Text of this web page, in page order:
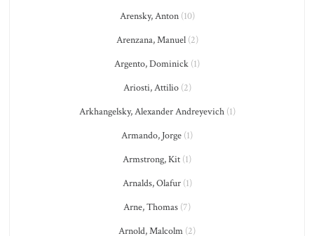
Arensky, Anton(10)
Arenzana, Manuel(2)
Argento, Dominick (1)
Ariosti, Attilio(2)
Arkhangelsky, Alexander Andreyevich(1)
Armando, Jorge (1)
Armstrong, Kit (1)
Arnalds, Olafur(1)
Arne, Thomas (7)
Arnold, Malcolm (2)